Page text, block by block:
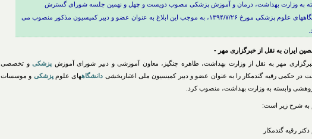
به وزارت بهداشت، درمان و آموزش پزشکی مصوب دویست و چهل و نهمین جلسه شورای گسترش
دانشگاههای علوم پزشکی مورخ ۱۳۹۴/۷/۲۶، به موجب این ابلاغ به عنوان عضو و دبیر کمیسیون مذکور منصوب می
ایران به نقل از خبرگزاری مهر -
مهر به نقل از وزارت بهداشت، طاهره چنگیز، معاون آموزشی و دبیر شورای آموزش پزشکیو تخصصی
در حکمی رقیه گندمکار را به عنوان عضو و دبیر کمیسیون ملی اعتباربخشی دانشگاههای علوم پزشکی و موسسات
وابسته به وزارت بهداشت، منصوب کرد.
به شرح زیر است:
رقیه گندمکار